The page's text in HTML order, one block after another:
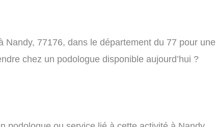
Nandy, 77176, dans le département du 77 pour une
chez un podologue disponible aujourd’hui ?